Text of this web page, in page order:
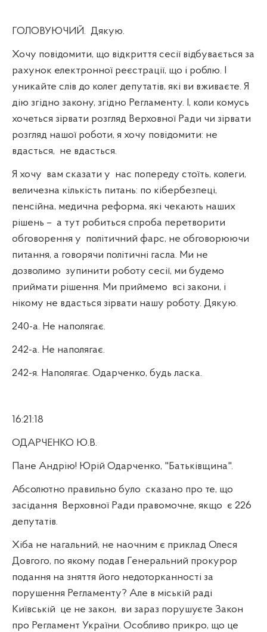
ГОЛОВУЮЧИЙ. Дякую.
Хочу повідомити, що відкриття сесії відбувається за
рахунок електронної реєстрації, що і роблю. І
уникайте слів до колег депутатів, які ви вживаєте. Я
дію згідно закону, згідно Регламенту. І, коли комусь
хочеться зірвати розгляд Верховної Ради чи зірвати
розгляд нашої роботи, я хочу повідомити: не
вдасться, не вдасться.
Я хочу вам сказати у нас попереду стоїть, колеги,
величезна кількість питань: по кібербезпеці,
пенсійна, медична реформа, які чекають наших
рішень – а тут робиться спроба перетворити
обговорення у політичний фарс, не обговорюючи
питання, а говорячи політичні гасла. Ми не
дозволимо зупинити роботу сесії, ми будемо
приймати рішення. Ми приймемо всі закони, і
нікому не вдасться зірвати нашу роботу. Дякую.
240-а. Не наполягає.
242-а. Не наполягає.
242-я. Наполягає. Одарченко, будь ласка.
16:21:18
ОДАРЧЕНКО Ю.В.
Пане Андрію! Юрій Одарченко, "Батьківщина".
Абсолютно правильно було сказано про те, що
засідання
Верховної Ради правомочне, якщо є 226
депутатів.
Хіба не нагальний, не наочним є приклад Олеся
Довгого, по якому подав Генеральний прокурор
подання на зняття його недоторканності за
порушення Регламенту? Але в міській раді
Київській це не закон, ви зараз порушуєте Закон
про Регламент України. Особливо прикро, що це